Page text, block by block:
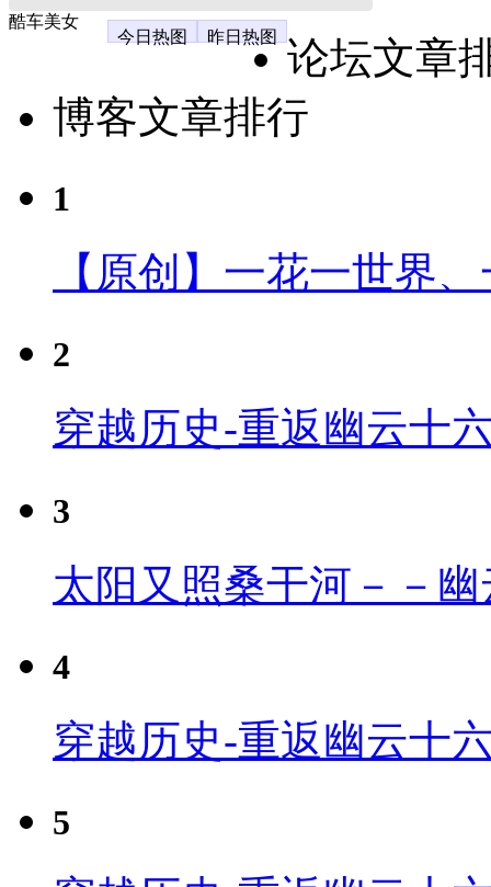
酷车美女
今日热图
昨日热图
论坛文章
博客文章排行
1
【原创】一花一世界
2
穿越历史-重返幽云十
3
太阳又照桑干河－－
4
穿越历史-重返幽云十
5